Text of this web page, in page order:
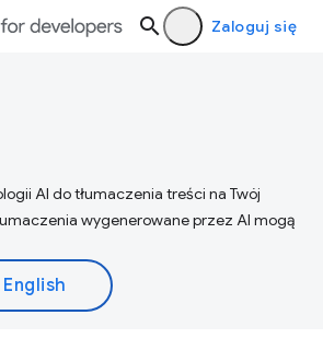
Zaloguj się
AI do tłumaczenia treści na Twój
wygenerowane przez AI mogą